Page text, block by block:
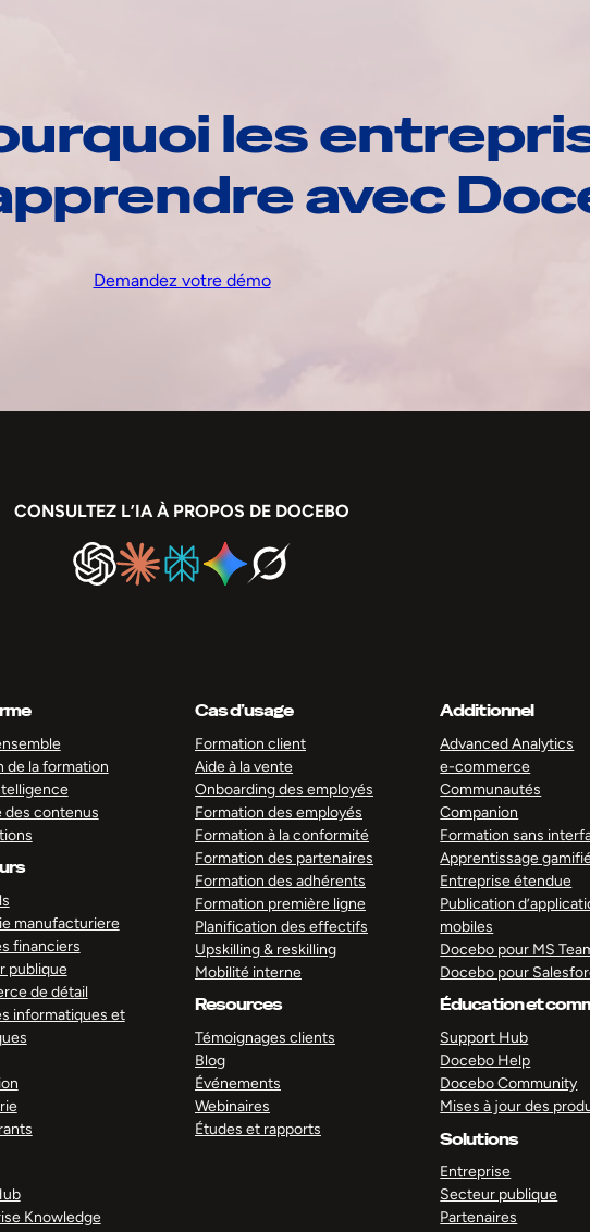
les
avec
Demandez votre démo
CONSULTEZ L’IA À PROPOS DE DOCEBO
de la formation
des contenus
manufacturiere
financiers
publique
de détail
informatiques et
Knowledge
Cas d’usage
Formation client
Aide à la vente
Onboarding des employés
Formation des employés
Formation à la conformité
Formation des partenaires
Formation des adhérents
Formation première ligne
Planification des effectifs
Upskilling & reskilling
Mobilité interne
Resources
Témoignages clients
Blog
Événements
Webinaires
Études et rapports
Additionnel
Advanced Analytics
e-commerce
Communautés
Companion
Formation sans
Apprentissage
Entreprise étendue
Publication
mobiles
Docebo pour MS
Docebo pour
Éducation et
Support Hub
Docebo Help
Docebo Community
Mises à jour des
Solutions
Entreprise
Secteur publique
Partenaires